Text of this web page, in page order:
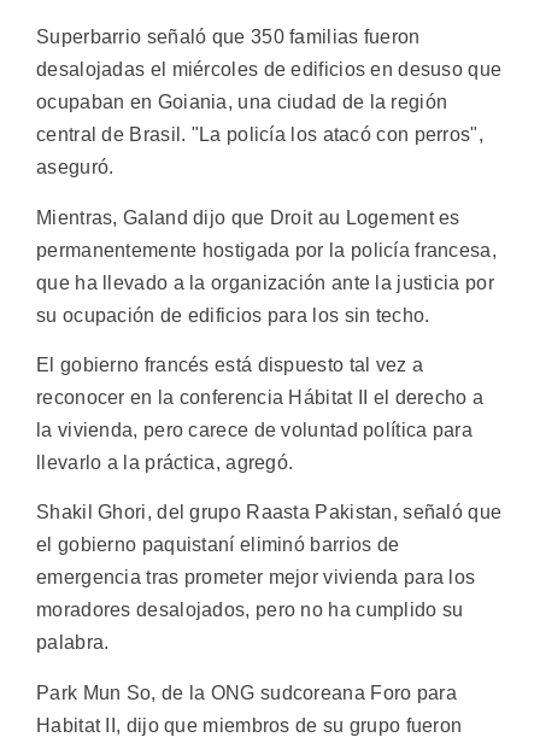
Superbarrio señaló que 350 familias fueron
desalojadas el miércoles de edificios en desuso que
ocupaban en Goiania, una ciudad de la región
central de Brasil. "La policía los atacó con perros",
aseguró.
Mientras, Galand dijo que Droit au Logement es
permanentemente hostigada por la policía francesa,
que ha llevado a la organización ante la justicia por
su ocupación de edificios para los sin techo.
El gobierno francés está dispuesto tal vez a
reconocer en la conferencia Hábitat II el derecho a
la vivienda, pero carece de voluntad política para
llevarlo a la práctica, agregó.
Shakil Ghori, del grupo Raasta Pakistan, señaló que
el gobierno paquistaní eliminó barrios de
emergencia tras prometer mejor vivienda para los
moradores desalojados, pero no ha cumplido su
palabra.
Park Mun So, de la ONG sudcoreana Foro para
Habitat II, dijo que miembros de su grupo fueron